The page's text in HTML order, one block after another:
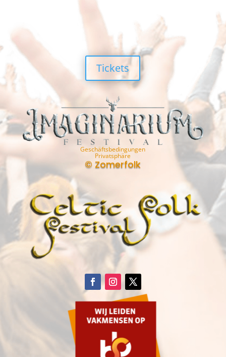
Tickets
Geschäftsbedingungen
Privatsphäre
© Zomerfolk